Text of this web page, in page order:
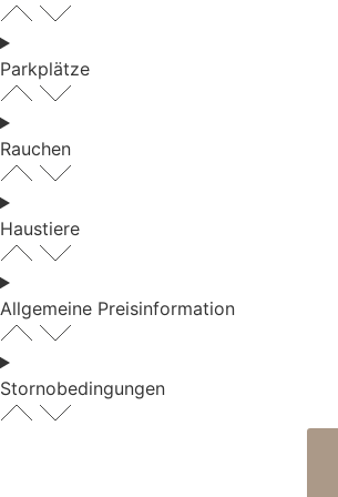
Parkplätze
Rauchen
Haustiere
Allgemeine Preisinformation
Stornobedingungen